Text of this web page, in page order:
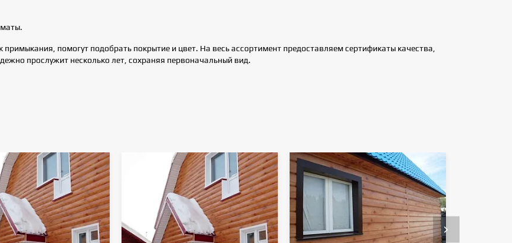
помогут подобрать покрытие и цвет. На весь ассортимент предоставляем сертификаты качества,
прослужит несколько лет, сохраняя первоначальный вид.